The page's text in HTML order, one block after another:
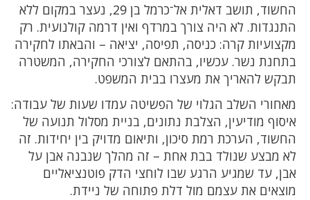
החשוד, תושב דאלית אל־כרמל בן 29, נעצר במקום ללא
התנגדות. לא היה צורך במרדף ואין דרמה קולנועית. רק
מקצועיות קרה: כניסה, תפיסה, יציאה – והבאתו לחקירה
בתחנת נשר. עכשיו, בהתאם לצורכי החקירה, המשטרה
תבקש להאריך את מעצרו בבית המשפט.
מאחורי השלב הגלוי של הפשיטה עמדו שעות של עבודה:
איסוף מודיעין, הצלבת נתונים, בניית מסלול תנועה של
החשוד, הערכת רמת סיכון, ותיאום מדויק בין יחידות. זה
לא מבצע שנולד בבת אחת – זה מהלך שנבנה אבן על
אבן, עד שמגיע הרגע שבו לוחצי הדק פוטנציאליים
מוצאים את עצמם מול דלת פתוחה של ניידת.